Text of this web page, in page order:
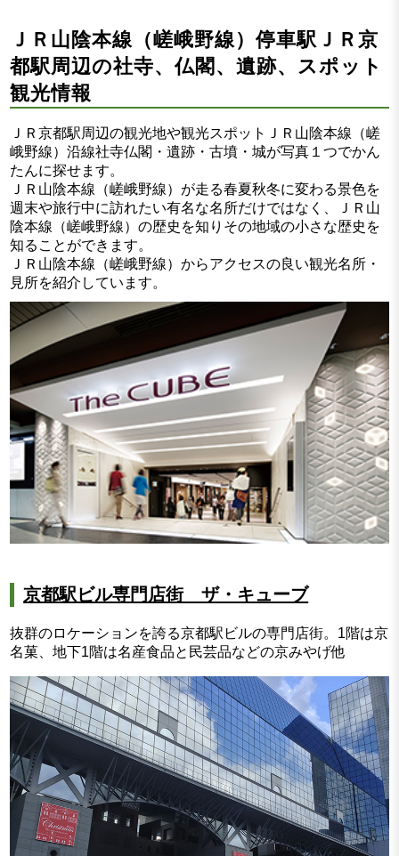
ＪＲ山陰本線（嵯峨野線）停車駅ＪＲ京
都駅周辺の社寺、仏閣、遺跡、スポット
観光情報
ＪＲ京都駅周辺の観光地や観光スポットＪＲ山陰本線（嵯
峨野線）沿線社寺仏閣・遺跡・古墳・城が写真１つでかん
たんに探せます。
ＪＲ山陰本線（嵯峨野線）が走る春夏秋冬に変わる景色を
週末や旅行中に訪れたい有名な名所だけではなく、ＪＲ山
陰本線（嵯峨野線）の歴史を知りその地域の小さな歴史を
知ることができます。
ＪＲ山陰本線（嵯峨野線）からアクセスの良い観光名所・
見所を紹介しています。
京都駅ビル専門店街 ザ・キューブ
抜群のロケーションを誇る京都駅ビルの専門店街。1階は京
名菓、地下1階は名産食品と民芸品などの京みやげ他